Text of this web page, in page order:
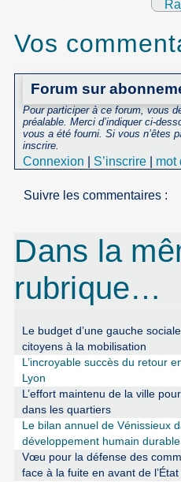
Vos
Forum sur
Pour participer à ce forum, vous
préalable. Merci d’indiquer ci-
vous a été fourni. Si vous n’êtes
inscrire.
Connexion S’inscrire mot
Suivre les commentaires :
Dans la
rubrique…
Le budget d’une gauche
citoyens à la mobilisation
L’incroyable succès du retour
Lyon
L’effort maintenu de la ville
dans les quartiers
Le bilan annuel de Vénissieux
développement humain durable
Vœu pour la défense des
face à la fuite en avant de